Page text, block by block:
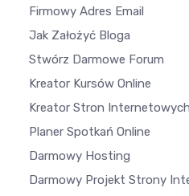
Firmowy Adres Email
Jak Założyć Bloga
Stwórz Darmowe Forum
Kreator Kursów Online
Kreator Stron
Planer Spotkań Online
Darmowy Hosting
Darmowy Projekt Strony